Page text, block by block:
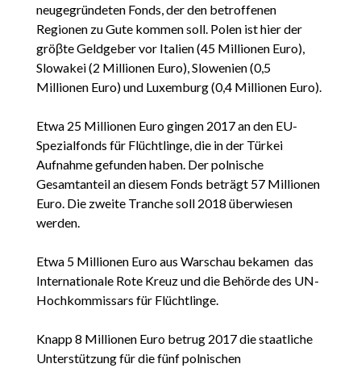
neugegründeten Fonds, der den betroffenen
Regionen zu Gute kommen soll. Polen ist hier der
gröβte Geldgeber vor Italien (45 Millionen Euro),
Slowakei (2 Millionen Euro), Slowenien (0,5
Millionen Euro) und Luxemburg (0,4 Millionen Euro).
Etwa 25 Millionen Euro gingen 2017 an den EU-
Spezialfonds für Flüchtlinge, die in der Türkei
Aufnahme gefunden haben. Der polnische
Gesamtanteil an diesem Fonds beträgt 57 Millionen
Euro. Die zweite Tranche soll 2018 überwiesen
werden.
Etwa 5 Millionen Euro aus Warschau bekamen das
Internationale Rote Kreuz und die Behörde des UN-
Hochkommissars für Flüchtlinge.
Knapp 8 Millionen Euro betrug 2017 die staatliche
Unterstützung für die fünf polnischen